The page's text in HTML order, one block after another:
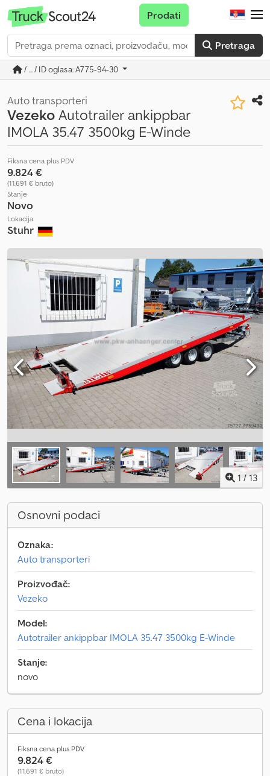
Pretraga
Prodati
/ ... / ID oglasa: A775-94-30
Auto transporteri
VezekoAutotrailer ankippbar
IMOLA 35.47 3500kg E-Winde
Fiksna cena plus PDV
9.824 €
(11.691 € bruto)
Stanje
Novo
Lokacija
Stuhr
1 / 13
Osnovni podaci
Oznaka:
Auto transporteri
Proizvođač:
Vezeko
Model:
Autotrailer ankippbar IMOLA 35.47 3500kg E-Winde
Stanje:
novo
Cena i lokacija
Fiksna cena plus PDV
9.824 €
(11.691 € bruto)